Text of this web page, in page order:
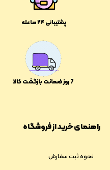
پشتیبانی ۲۴ ساعته
راهنمای خرید از فروشگاه
نحوه ثبت سفارش
​​7 روز ضمانت بازگشت کالا